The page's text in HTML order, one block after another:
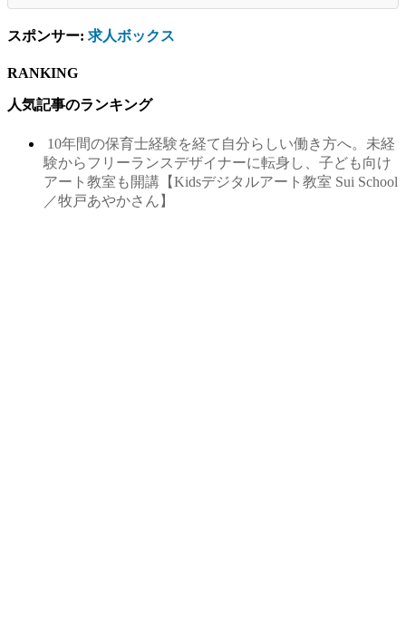
スポンサー: 求人ボックス
RANKING
人気記事のランキング
10年間の保育士経験を経て自分らしい働き方へ。未経
験からフリーランスデザイナーに転身し、子ども向け
アート教室も開講【Kidsデジタルアート教室 Sui School
／牧戸あやかさん】